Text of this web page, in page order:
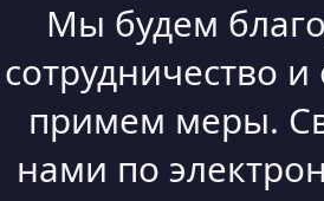
Мы будем
сотрудничество
примем меры.
нами по